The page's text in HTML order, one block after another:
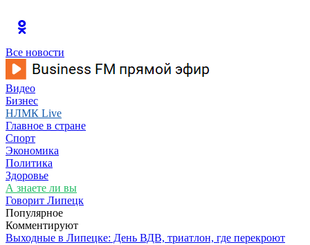
Все новости
Видео
Бизнес
НЛМК Live
Главное в стране
Спорт
Экономика
Политика
Здоровье
А знаете ли вы
Говорит Липецк
Популярное
Комментируют
Выходные в Липецке: День ВДВ, триатлон, где перекроют